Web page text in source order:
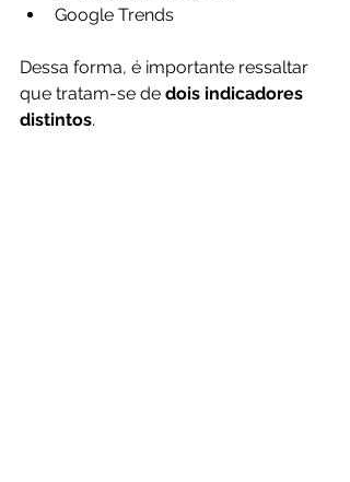
Google Trends
Dessa forma, é importante ressaltar
que tratam-se de dois indicadores
distintos.